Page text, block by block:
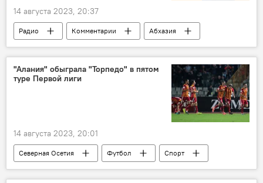
14 августа 2023, 20:37
Радио Комментарии
Абхазия
Южная Осетия
Этот день в истории
Афганская война
"Алания" обыграла "Торпедо" в пятом
туре Первой лиги
14 августа 2023, 20:01
Северная Осетия Футбол
Спорт
Спортсмены Осетии
Новости